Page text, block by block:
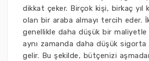
dikkat çeker. Birçok kişi, birkaç yıl
olan bir araba almayı tercih eder.
genellikle daha düşük bir maliyetle
aynı zamanda daha düşük sigorta
gelir. Bu şekilde, bütçenizi